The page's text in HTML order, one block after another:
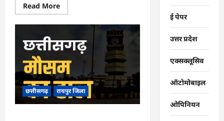
Read MoreRead
more
CG
भगवान
शिव
पर
आपत्तिजनक
टिप्पणी,
क्रिश्चियन
फोरम
का
नेता
गिरफ्तार
छत्तीसगढ़ रायपुर जिला
ई पेपर
उत्तर प्रदेश
एक्सक्लूसिव
ऑटोमोबाइल
ओपिनियन